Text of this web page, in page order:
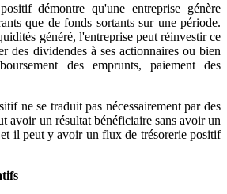
démontre qu'une entreprise génère
que de fonds sortants sur une période.
généré, l'entreprise peut réinvestir ce
des dividendes à ses actionnaires ou bien
des emprunts, paiement des
ne se traduit pas nécessairement par des
avoir un résultat bénéficiaire sans avoir un
il peut y avoir un flux de trésorerie positif